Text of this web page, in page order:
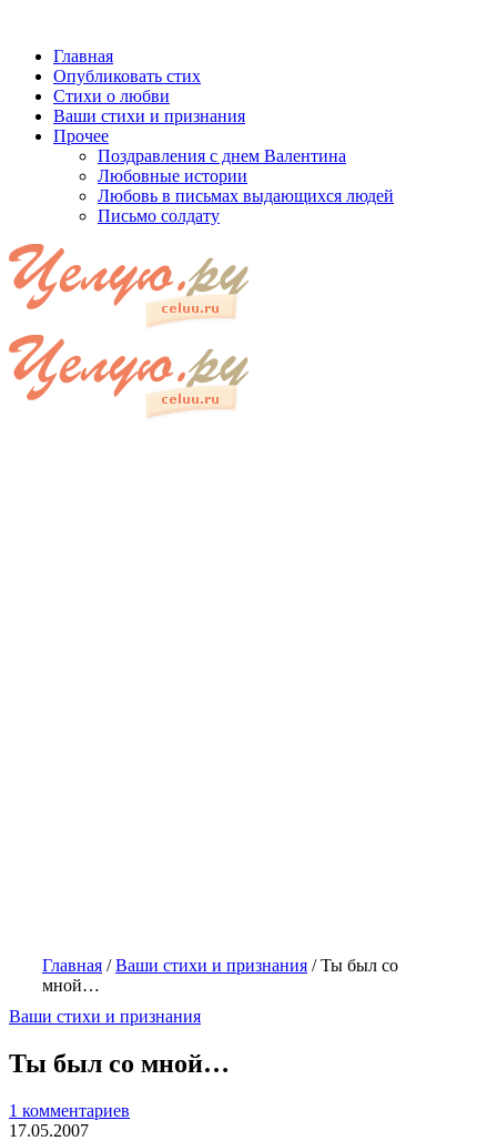
Главная
Опубликовать стих
Стихи о любви
Ваши стихи и признания
Прочее
Поздравления с днем Валентина
Любовные истории
Любовь в письмах выдающихся людей
Письмо солдату
Главная /Ваши стихи и признания /Ты был со
мной…
Ваши стихи и признания
Ты был со мной…
1 комментариев
17.05.2007